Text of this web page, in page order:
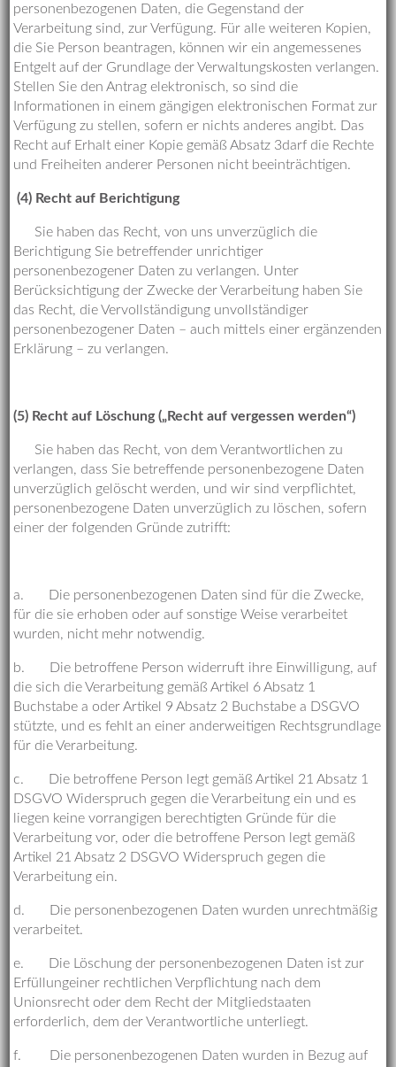
personenbezogenen Daten, die Gegenstand der
Verarbeitung sind, zur Verfügung. Für alle weiteren Kopien,
die Sie Person beantragen, können wir ein angemessenes
Entgelt auf der Grundlage der Verwaltungskosten verlangen.
Stellen Sie den Antrag elektronisch, so sind die
Informationen in einem gängigen elektronischen Format zur
Verfügung zu stellen, sofern er nichts anderes angibt. Das
Recht auf Erhalt einer Kopie gemäß Absatz 3darf die Rechte
und Freiheiten anderer Personen nicht beeinträchtigen.
(4) Recht auf Berichtigung
Sie haben das Recht, von uns unverzüglich die
Berichtigung Sie betreffender unrichtiger
personenbezogener Daten zu verlangen. Unter
Berücksichtigung der Zwecke der Verarbeitung haben Sie
das Recht, die Vervollständigung unvollständiger
personenbezogener Daten – auch mittels einer ergänzenden
Erklärung – zu verlangen.
(5) Recht auf Löschung („Recht auf vergessen werden“)
Sie haben das Recht, von dem Verantwortlichen zu
verlangen, dass Sie betreffende personenbezogene Daten
unverzüglich gelöscht werden, und wir sind verpflichtet,
personenbezogene Daten unverzüglich zu löschen, sofern
einer der folgenden Gründe zutrifft:
a. Die personenbezogenen Daten sind für die Zwecke,
für die sie erhoben oder auf sonstige Weise verarbeitet
wurden, nicht mehr notwendig.
b. Die betroffene Person widerruft ihre Einwilligung, auf
die sich die Verarbeitung gemäß Artikel 6 Absatz 1
Buchstabe a oder Artikel 9 Absatz 2 Buchstabe a DSGVO
stützte, und es fehlt an einer anderweitigen Rechtsgrundlage
für die Verarbeitung.
c. Die betroffene Person legt gemäß Artikel 21 Absatz 1
DSGVO Widerspruch gegen die Verarbeitung ein und es
liegen keine vorrangigen berechtigten Gründe für die
Verarbeitung vor, oder die betroffene Person legt gemäß
Artikel 21 Absatz 2 DSGVO Widerspruch gegen die
Verarbeitung ein.
d. Die personenbezogenen Daten wurden unrechtmäßig
verarbeitet.
e. Die Löschung der personenbezogenen Daten ist zur
Erfüllungeiner rechtlichen Verpflichtung nach dem
Unionsrecht oder dem Recht der Mitgliedstaaten
erforderlich, dem der Verantwortliche unterliegt.
f. Die personenbezogenen Daten wurden in Bezug auf